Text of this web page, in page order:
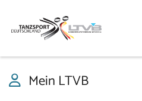
Mein LTVB